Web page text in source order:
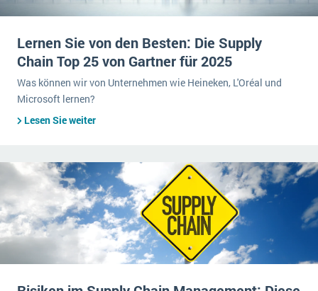
Lernen Sie von den Besten: Die Supply
Chain Top 25 von Gartner für 2025
Was können wir von Unternehmen wie Heineken, L'Oréal und
Microsoft lernen?
Lesen Sie weiter